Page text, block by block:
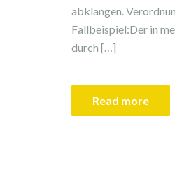
abklangen.
Fallbeispiel:Der in
durch […]
Read more